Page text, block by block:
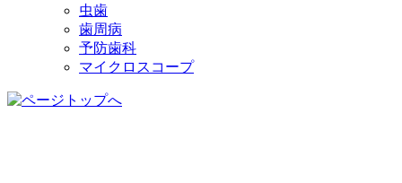
虫歯
歯周病
予防歯科
マイクロスコープ